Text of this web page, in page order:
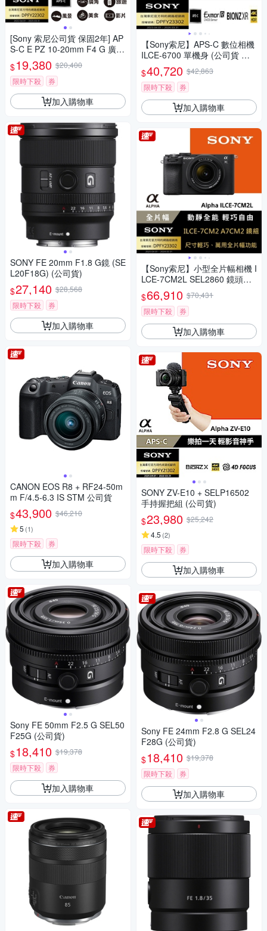
[Sony 索尼公司貨 保固2年] AP
S-C E PZ 10-20mm F4 G 廣角
電動變焦鏡 SELP1020G
$19,380 $20,400
限時下殺
券
加入購物車
SONY FE 20mm F1.8 G鏡 (SE
L20F18G) (公司貨)
$27,140 $28,568
限時下殺
券
加入購物車
CANON EOS R8 + RF24-50m
m F/4.5-6.3 IS STM 公司貨
$43,900 $46,210
5 (1)
限時下殺 券
加入購物車
Sony FE 50mm F2.5 G SEL50
F25G (公司貨)
$18,410 $19,378
限時下殺
券
加入購物車
【Sony索尼】APS-C 數位相機
ILCE-6700 單機身 (公司貨 保
固18+6個月)
$40,720 $42,863
限時下殺
券
加入購物車
【Sony索尼】小型全片幅相機 I
LCE-7CM2L SEL2860 鏡頭組
(公司貨 保固18+6個月)
$66,910 $70,431
限時下殺
券
加入購物車
SONY ZV-E10 + SELP16502
手持握把組 (公司貨)
$23,980 $25,242
4.5 (2)
限時下殺 券
加入購物車
Sony FE 24mm F2.8 G SEL24
F28G (公司貨)
$18,410 $19,378
限時下殺
券
加入購物車